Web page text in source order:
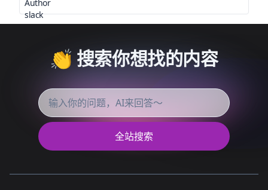
👏 搜索你想找的内容
全站搜索